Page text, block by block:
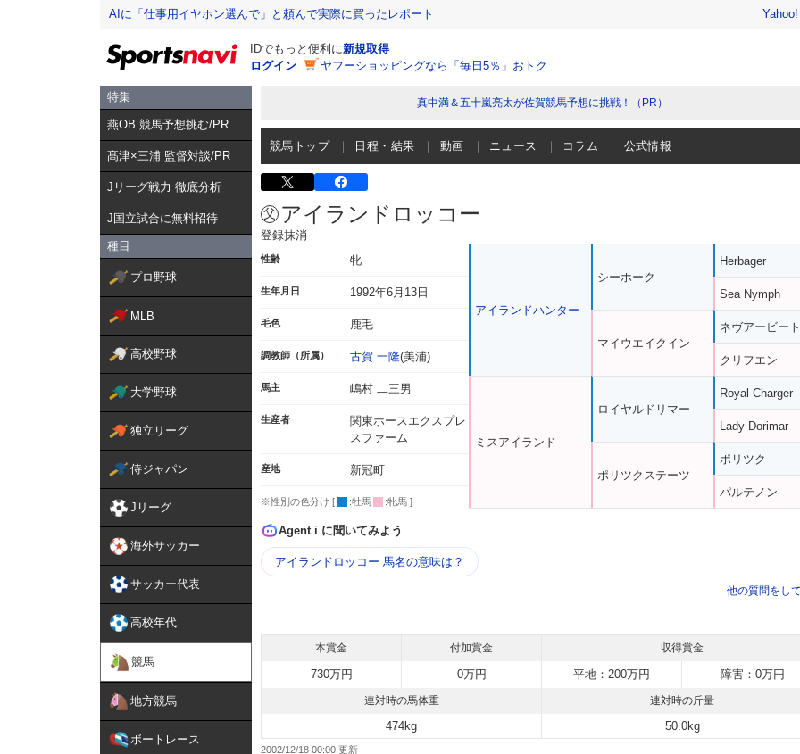
AIに「仕事用イヤホン選んで」と頼んで実際に買ったレポート
IDでもっと便利に新規取得
ログイン
ヤフーショッピングなら「毎日5％」おトク
特集
燕OB 競馬予想挑む/PR
髙津×三浦 監督対談/PR
Jリーグ戦力 徹底分析
J国立試合に無料招待
種目
プロ野球
MLB
高校野球
大学野球
独立リーグ
侍ジャパン
Jリーグ
海外サッカー
サッカー代表
高校年代
競馬
地方競馬
ボートレース
真中満＆五十嵐亮太が佐賀競馬予想に挑戦！（PR）
競馬トップ 日程・結果 動画 ニュース コラム 公式情報
アイランドロッコー
登録抹消
性齢 牝
生年月日 1992年6月13日
毛色 鹿毛
調教師（所属） 古賀 一隆(美浦)
馬主 嶋村 二三男
生産者
関東ホースエクスプレ
スファーム
産地 新冠町
※性別の色分け [ :牡馬 :牝馬 ]
アイランドハンター
ミスアイランド
シーホーク
マイウエイクイン
ロイヤルドリマー
ポリツクステーツ
Herbager
Sea Nymph
ネヴアービート
クリフエン
Royal Charger
Lady Dorimar
ポリツク
パルテノン
Agent i に聞いてみよう
アイランドロッコー 馬名の意味は？
他の質問をし
本賞金 付加賞金 収得賞金
730万円 0万円 平地：200万円 障害：0万円
連対時の馬体重 連対時の斤量
474kg 50.0kg
2002/12/18 00:00